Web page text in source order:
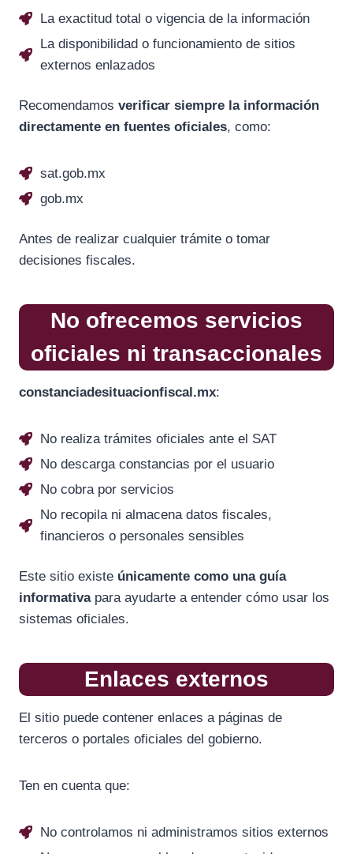
La exactitud total o vigencia de la información
La disponibilidad o funcionamiento de sitios
externos enlazados
Recomendamos verificar siempre la información
directamente en fuentes oficiales, como:
sat.gob.mx
gob.mx
Antes de realizar cualquier trámite o tomar
decisiones fiscales.
No ofrecemos servicios
oficiales ni transaccionales
constanciadesituacionfiscal.mx:
No realiza trámites oficiales ante el SAT
No descarga constancias por el usuario
No cobra por servicios
No recopila ni almacena datos fiscales,
financieros o personales sensibles
Este sitio existe únicamente como una guía
informativapara ayudarte a entender cómo usar los
sistemas oficiales.
Enlaces externos
El sitio puede contener enlaces a páginas de
terceros o portales oficiales del gobierno.
Ten en cuenta que:
No controlamos ni administramos sitios externos